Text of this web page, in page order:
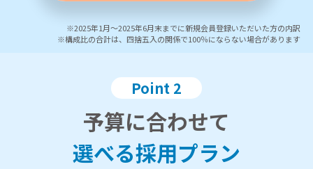
※2025年1月～2025年6月末までに新規会員登録いただいた方の内訳
※構成比の合計は、四捨五入の関係で100％にならない場合があります
Point 2
予算に合わせて
選べる採用プラン